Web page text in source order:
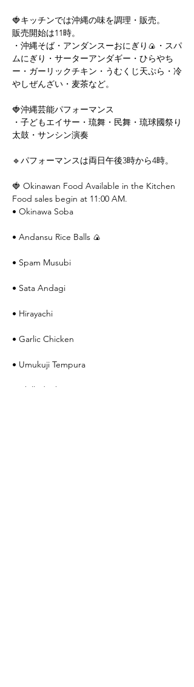
🍓キッチンでは沖縄の味を調理・販売。
販売開始は11時。
・沖縄そば・アンダンスーおにぎり🍙・スパ
ムにぎり・サーターアンダギー・ひらやち
ー・ガーリックチキン・うむくじ天ぷら・冷
やしぜんざい・麦茶など。
🍓沖縄芸能パフォーマンス
・子どもエイサー・琉舞・民舞・琉球國祭り
太鼓・サンシン演奏
🔹パフォーマンスは両日午後3時から4時。
🍓 Okinawan Food Available in the Kitchen
Food sales begin at 11:00 AM.
• Okinawa Soba
• Andansu Rice Balls 🍙
• Spam Musubi
• Sata Andagi
• Hirayachi
• Garlic Chicken
• Umukuji Tempura
• Chilled Okinawan Zenzai